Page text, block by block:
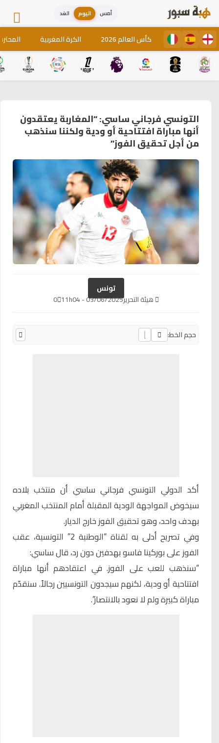
أمس اليوم الغد
كأس العالم 2026 الكرة المغربية
التونسي فرجاني ساسي: “المغاربة يعتقدون
أنها مباراة افتتاحية أو ودية ولكننا سنذهب
من أجل تحقيق الفوز”
تونس
هيئة التحرير03/06/2025 - 11h04
0
حجم الخط:
أكد الدولي التونسي فرجاني ساسي أن منتخب بلاده
سيخوض المواجهة الودية المقبلة أمام المنتخب المغربي
بهدف واحد، وهو تحقيق الفوز خارج الديار.
وفي تصريح أدلى به لقناة “الوطنية 2” التونسية، عقب
الفوز على بوركينا فاسو بهدفين دون رد، قال ساسي:
“سنذهب للعب على الفوز. في اعتقادهم أنها مباراة
افتتاحية أو ودية، لكنهم سيجدون التونسيين رجالاً. سنقدّم
مباراة كبيرة ولم لا نعود بالانتصار”.